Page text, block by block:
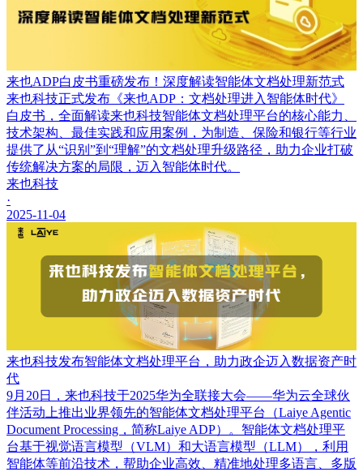
来也ADP白皮书重磅发布！深度解读智能体文档处理新范式
来也科技正式发布《来也ADP：文档处理进入智能体时代》
白皮书，全面解读来也科技智能体文档处理平台的核心能力、
技术架构、最佳实践和应用案例，为制造、保险和银行等行业
提供了从“识别”到“理解”的文档处理升级路径，助力企业打破
传统解决方案的局限，迈入智能体时代。
来也科技
·
2025-11-04
来也科技发布智能体文档处理平台，助力政企迈入数据资产时
代
9月20日，来也科技于2025华为全联接大会——华为云全球伙
伴活动上推出业界领先的智能体文档处理平台（Laiye Agentic
Document Processing，简称Laiye ADP）。智能体文档处理平
台基于视觉语言模型（VLM）和大语言模型（LLM），利用
智能体等前沿技术，帮助企业高效、精准地处理多语言、多版